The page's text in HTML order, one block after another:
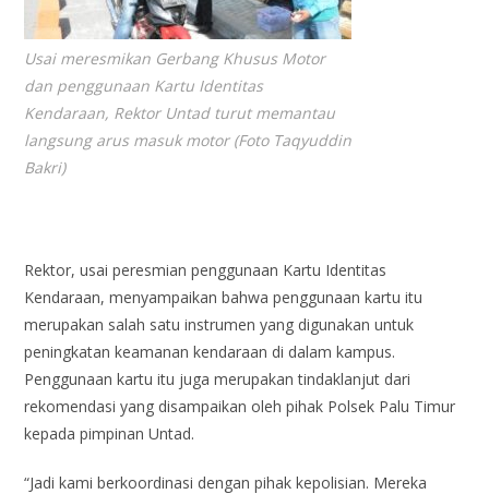
Usai meresmikan Gerbang Khusus Motor
dan penggunaan Kartu Identitas
Kendaraan, Rektor Untad turut memantau
langsung arus masuk motor (Foto Taqyuddin
Bakri)
Rektor, usai peresmian penggunaan Kartu Identitas
Kendaraan, menyampaikan bahwa penggunaan kartu itu
merupakan salah satu instrumen yang digunakan untuk
peningkatan keamanan kendaraan di dalam kampus.
Penggunaan kartu itu juga merupakan tindaklanjut dari
rekomendasi yang disampaikan oleh pihak Polsek Palu Timur
kepada pimpinan Untad.
“Jadi kami berkoordinasi dengan pihak kepolisian. Mereka